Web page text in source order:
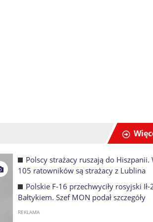
Polscy strażacy ruszają do Hiszpanii.
105 ratowników są strażacy z Lublina
Polskie F-16 przechwyciły rosyjski Ił-
Bałtykiem. Szef MON podał szczegóły